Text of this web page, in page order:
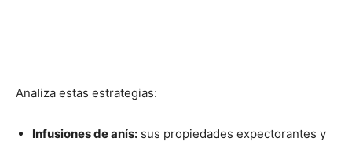
Analiza estas estrategias:
Infusiones de anís: sus propiedades expectorantes y